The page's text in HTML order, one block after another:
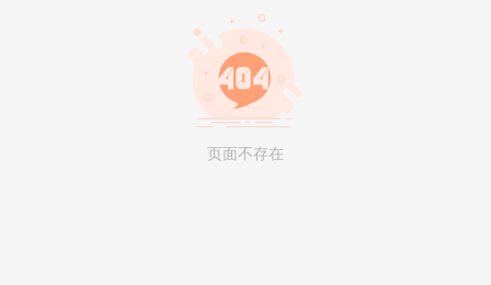
页面不存在